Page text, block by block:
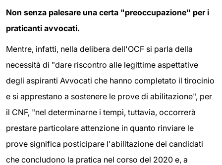
Non senza palesare una certa "preoccupazione" per i
praticanti avvocati.
Mentre, infatti, nella delibera dell'OCF si parla della
necessità di "dare riscontro alle legittime aspettative
degli aspiranti Avvocati che hanno completato il tirocinio
e si apprestano a sostenere le prove di abilitazione", per
il CNF, "nel determinarne i tempi, tuttavia, occorrerà
prestare particolare attenzione in quanto rinviare le
prove significa posticipare l'abilitazione dei candidati
che concludono la pratica nel corso del 2020 e, a